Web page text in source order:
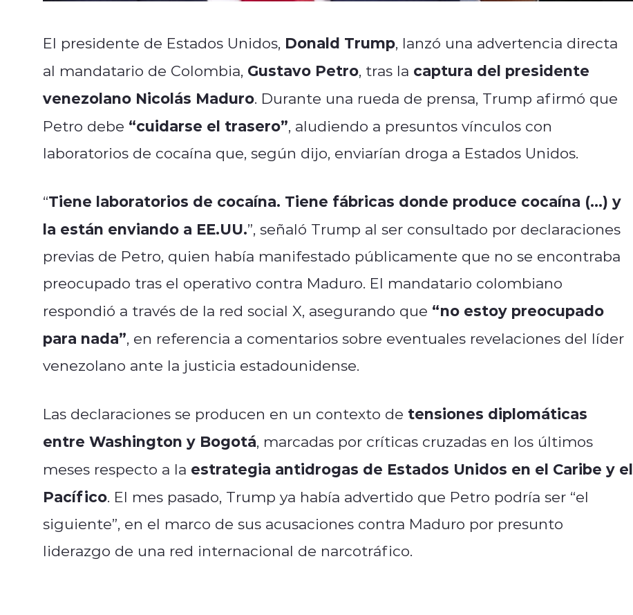
El presidente de Estados Unidos, Donald Trump, lanzó una advertencia directa
al mandatario de Colombia, Gustavo Petro, tras la captura del presidente
venezolano Nicolás Maduro. Durante una rueda de prensa, Trump afirmó que
Petro debe “cuidarse el trasero”, aludiendo a presuntos vínculos con
laboratorios de cocaína que, según dijo, enviarían droga a Estados Unidos.
“Tiene laboratorios de cocaína. Tiene fábricas donde produce cocaína (…) y
la están enviando a EE.UU.”, señaló Trump al ser consultado por declaraciones
previas de Petro, quien había manifestado públicamente que no se encontraba
preocupado tras el operativo contra Maduro. El mandatario colombiano
respondió a través de la red social X, asegurando que “no estoy preocupado
para nada”, en referencia a comentarios sobre eventuales revelaciones del líder
venezolano ante la justicia estadounidense.
Las declaraciones se producen en un contexto de tensiones diplomáticas
entre Washington y Bogotá, marcadas por críticas cruzadas en los últimos
meses respecto a la estrategia antidrogas de Estados Unidos en el Caribe y el
Pacífico. El mes pasado, Trump ya había advertido que Petro podría ser “el
siguiente”, en el marco de sus acusaciones contra Maduro por presunto
liderazgo de una red internacional de narcotráfico.